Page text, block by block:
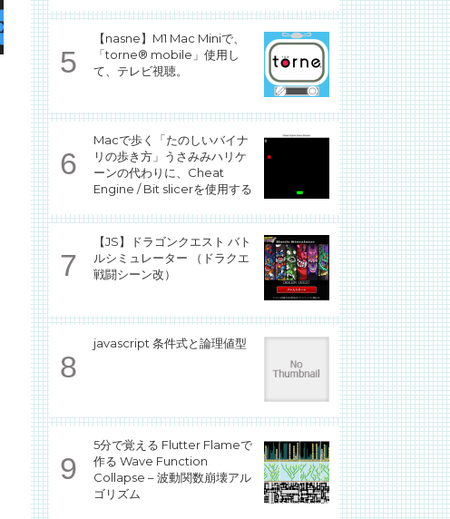
【nasne】M1 Mac Miniで、
「torne® mobile」使用し
て、テレビ視聴。
Macで歩く「たのしいバイナ
リの歩き方」うさみみハリケ
ーンの代わりに、Cheat
Engine / Bit slicerを使用する
【JS】ドラゴンクエスト バト
ルシミュレーター （ドラクエ
戦闘シーン改）
javascript 条件式と論理値型
5分で覚える Flutter Flameで
作る Wave Function
Collapse – 波動関数崩壊アル
ゴリズム